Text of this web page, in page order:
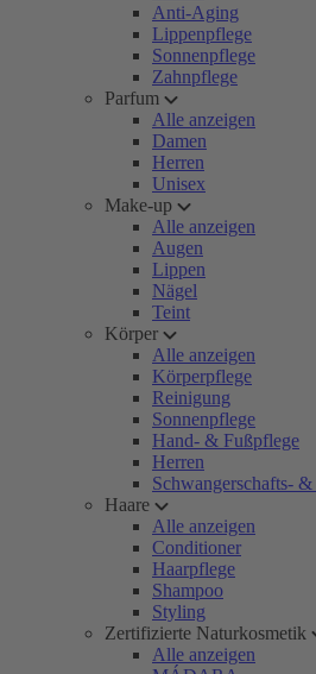
Anti-Aging
Lippenpflege
Sonnenpflege
Zahnpflege
Parfum
Alle anzeigen
Damen
Herren
Unisex
Make-up
Alle anzeigen
Augen
Lippen
Nägel
Teint
Körper
Alle anzeigen
Körperpflege
Reinigung
Sonnenpflege
Hand- & Fußpflege
Herren
Schwangerschafts-
Haare
Alle anzeigen
Conditioner
Haarpflege
Shampoo
Styling
Zertifizierte Naturkosmetik
Alle anzeigen